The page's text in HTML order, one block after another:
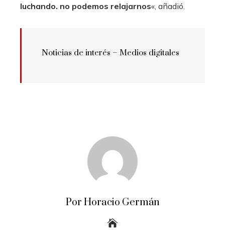
luchando. no podemos relajarnos«, añadió.
Noticias de interés – Medios digitales
Por Horacio Germán